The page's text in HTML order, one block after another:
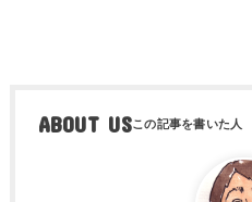
ABOUT US